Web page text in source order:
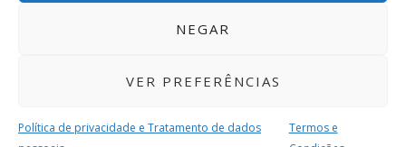
NEGAR
VER PREFERÊNCIAS
Política de privacidade e Tratamento de dados
Termos e